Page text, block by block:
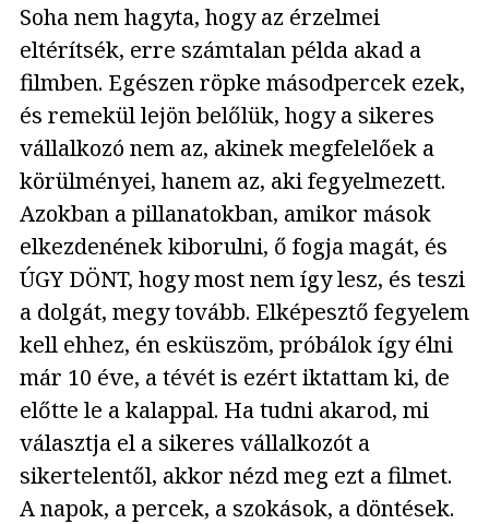
Soha nem hagyta, hogy az érzelmei
eltérítsék, erre számtalan példa akad a
filmben. Egészen röpke másodpercek ezek,
és remekül lejön belőlük, hogy a sikeres
vállalkozó nem az, akinek megfelelőek a
körülményei, hanem az, aki fegyelmezett.
Azokban a pillanatokban, amikor mások
elkezdenének kiborulni, ő fogja magát, és
ÚGY DÖNT, hogy most nem így lesz, és teszi
a dolgát, megy tovább. Elképesztő fegyelem
kell ehhez, én esküszöm, próbálok így élni
már 10 éve, a tévét is ezért iktattam ki, de
előtte le a kalappal. Ha tudni akarod, mi
választja el a sikeres vállalkozót a
sikertelentől, akkor nézd meg ezt a filmet.
A napok, a percek, a szokások, a döntések.